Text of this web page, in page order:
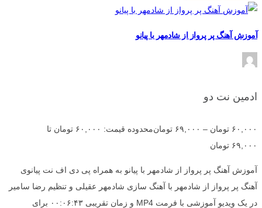
آموزش آهنگ پر پرواز از شادمهر با پیانو
ادمین نت دو
۶۰,۰۰۰ تومان – ۶۹,۰۰۰ تومان
محدوده قیمت: ۶۰,۰۰۰ تومان تا
۶۹,۰۰۰ تومان
آموزش آهنگ پر پرواز از شادمهر با پیانو به همراه پی دی اف نت پیانوی
آهنگ پر پرواز از شادمهر با آهنگ سازی شادمهر عقیلی و تنظیم رضا سامیر
در یک ویدیو آموزشی با فرمت MP4 و زمان تقریبی ۰۰:۰۶:۴۳ برای